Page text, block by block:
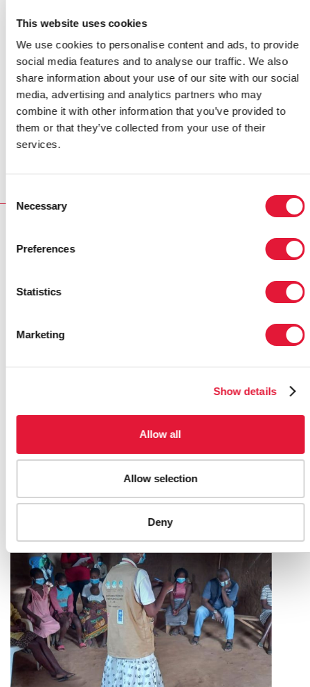
This website uses cookies
We use cookies to personalise content and ads, to provide
social media features and to analyse our traffic. We also
share information about your use of our site with our social
media, advertising and analytics partners who may
combine it with other information that you’ve provided to
them or that they’ve collected from your use of their
services.
Selection
Necessary
Preferences
Statistics
Marketing
Show details
Allow all
Allow selection
Deny
aldea con su primo Elia y su esposa, quien también es
un terreno fértil si ella y su madre decidían regresar.
En su viaje de regreso a Uganda, Mary señaló que sus
preocupaciones por los medicamentos, la atención
médica, el apoyo y la aceptación se habían disipado y
esperaba regresar a Kajo Keji con su anciana madre y
sus hijos en 2012. “Estoy realmente muy feliz”,
LAW TO EXTEND HEALTH COVERAGE
FOR MIGRANTS WITH HIV AND TB